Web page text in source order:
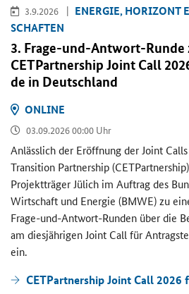
3.9.2026
EN­ER­GIE, HO­RI­ZONT
SCHAF­TEN
3. Frage-​und-Antwort-Runde
CETPartnership Joint Call
de in Deutsch­land
ON­LINE
03.09.2026 00:00 Uhr
An­läss­lich der Er­öff­nung derJoint Calls
Transition Partnership (CETPartnership)
Pro­jekt­trä­ger Jü­lich im Auf­trag des
Wirt­schaft und En­er­gie (BMWE) zu
Frage-​und-Antwort-Runden über die
am dies­jäh­ri­genJoint Callfür
ein.
CETPartnership Joint Call